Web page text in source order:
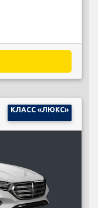
КЛАСС «ЛЮКС»